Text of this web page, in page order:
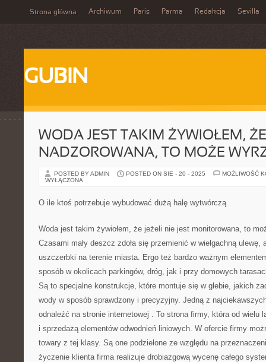
Strona główna Archiwum Paris Parma Redakcja Sevilla
GUBIN
WODA JEST TAKIM ŻYWIOŁEM,
NADZOROWANA, TO MOŻE
POSTED BY ADMIN POSTED ON SIE - 20 - 2025
MOŻLIWOŚĆ
WYŁĄCZONA
O ile ktoś potrzebuje wybudować dużą halę wytwórczą
Woda jest takim żywiołem, że jeżeli nie jest monitorowana, to
Czasami mały deszcz zdoła się przemienić w wielgachną
uszczerbki na terenie miasta. Ergo też bardzo ważnym
sposób w okolicach parkingów, dróg, jak i przy domowych
Są to specjalne konstrukcje, które montuje się w glebie, jakich
wody w sposób sprawdzony i precyzyjny. Jedną z
odnaleźć na stronie internetowej . To strona firmy, która od wielu
i sprzedażą elementów odwodnień liniowych. W ofercie firmy
towary z tej klasy. Są one podzielone ze względu na
życzenie klienta firma realizuje drobiazgową wycenę całego